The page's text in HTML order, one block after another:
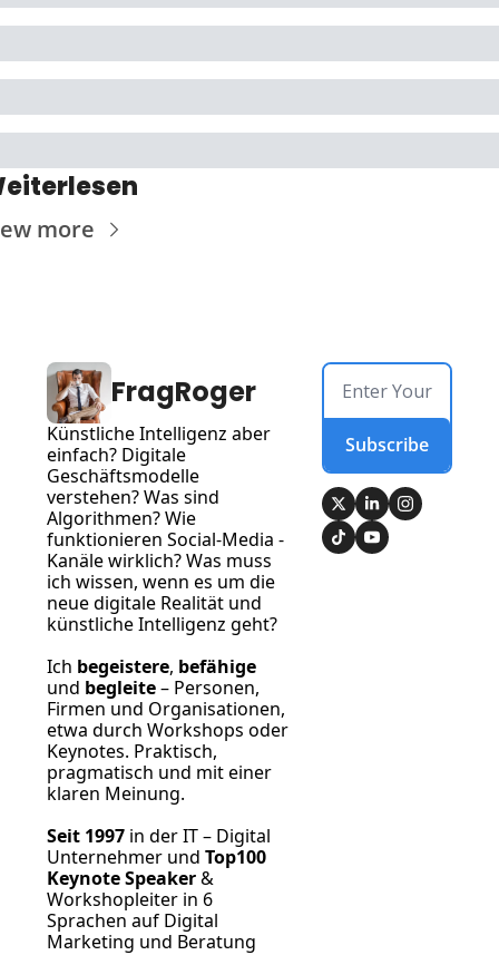
more
FragRoger
Künstliche Intelligenz aber
einfach? Digitale
Geschäftsmodelle
verstehen? Was sind
Algorithmen? Wie
funktionieren Social-Media -
Kanäle wirklich? Was muss
ich wissen, wenn es um die
neue digitale Realität und
künstliche Intelligenz geht?
Ich begeistere, befähige
und begleite – Personen,
Firmen und Organisationen,
etwa durch Workshops oder
Keynotes. Praktisch,
pragmatisch und mit einer
klaren Meinung.
Seit 1997 in der IT – Digital
Unternehmer und Top100
Keynote Speaker &
Workshopleiter in 6
Sprachen auf Digital
Marketing und Beratung
Subscribe